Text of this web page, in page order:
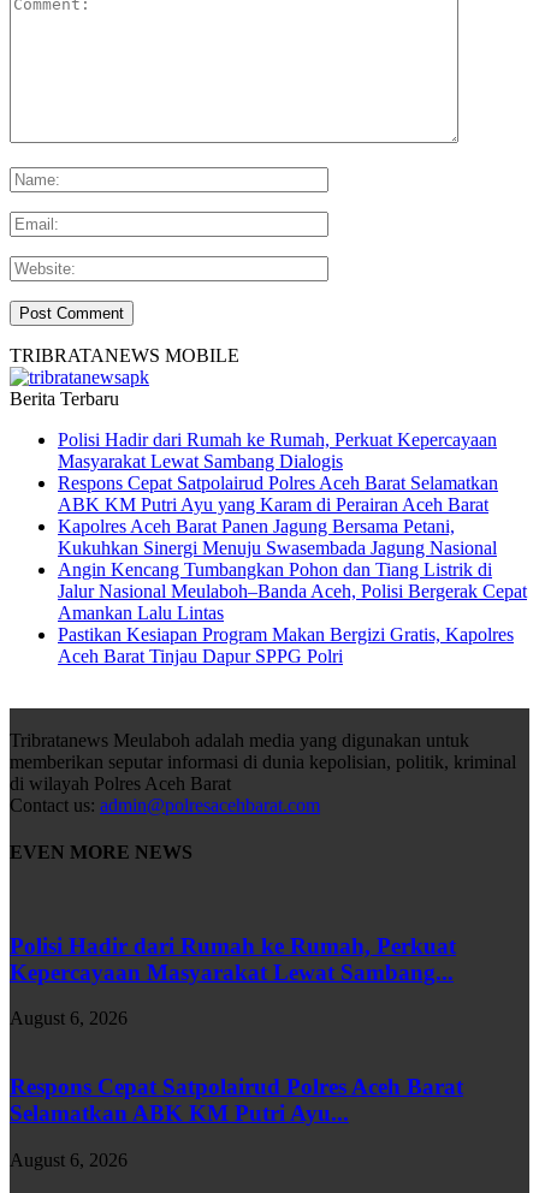
TRIBRATANEWS MOBILE
Berita Terbaru
Polisi Hadir dari Rumah ke Rumah, Perkuat Kepercayaan
Masyarakat Lewat Sambang Dialogis
Respons Cepat Satpolairud Polres Aceh Barat Selamatkan
ABK KM Putri Ayu yang Karam di Perairan Aceh Barat
Kapolres Aceh Barat Panen Jagung Bersama Petani,
Kukuhkan Sinergi Menuju Swasembada Jagung Nasional
Angin Kencang Tumbangkan Pohon dan Tiang Listrik di
Jalur Nasional Meulaboh–Banda Aceh, Polisi Bergerak Cepat
Amankan Lalu Lintas
Pastikan Kesiapan Program Makan Bergizi Gratis, Kapolres
Aceh Barat Tinjau Dapur SPPG Polri
Tribratanews Meulaboh adalah media yang digunakan untuk
memberikan seputar informasi di dunia kepolisian, politik, kriminal
di wilayah Polres Aceh Barat
Contact us: admin@polresacehbarat.com
EVEN MORE NEWS
Polisi Hadir dari Rumah ke Rumah, Perkuat
Kepercayaan Masyarakat Lewat Sambang...
August 6, 2026
Respons Cepat Satpolairud Polres Aceh Barat
Selamatkan ABK KM Putri Ayu...
August 6, 2026